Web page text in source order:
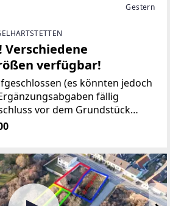
Gestern
Verschiedene
verfügbar!
fällig
werden je nach